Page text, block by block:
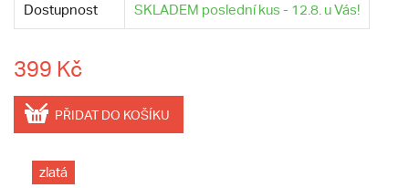
Dostupnost SKLADEM poslední kus - 12.8. u Vás!
399 Kč
PŘIDAT DO KOŠÍKU
zlatá